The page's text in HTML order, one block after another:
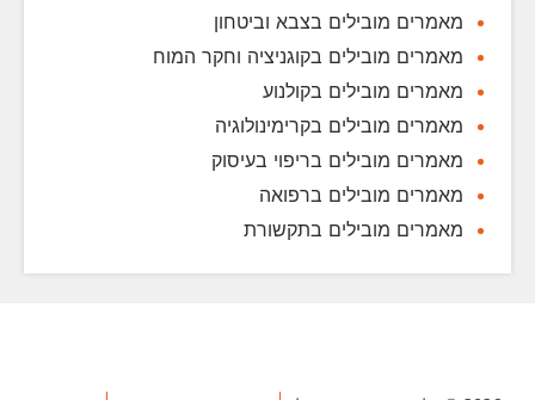
מאמרים מובילים בצבא וביטחון
מאמרים מובילים בקוגניציה וחקר המוח
מאמרים מובילים בקולנוע
מאמרים מובילים בקרימינולוגיה
מאמרים מובילים בריפוי בעיסוק
מאמרים מובילים ברפואה
מאמרים מובילים בתקשורת